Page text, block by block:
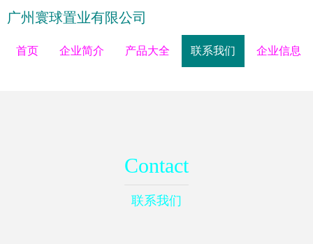
广州寰球置业有限公司
首页 企业简介 产品大全 联系我们 企业信息
Contact
联系我们